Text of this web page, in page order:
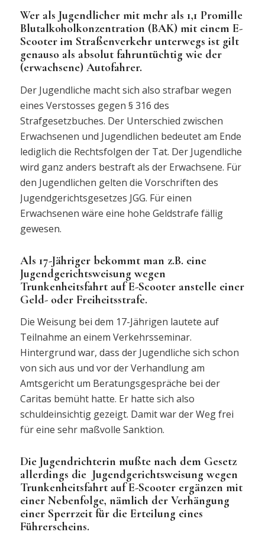
Wer als Jugendlicher mit mehr als 1,1 Promille
Blutalkoholkonzentration (BAK) mit einem E-
Scooter im Straßenverkehr unterwegs ist gilt
genauso als absolut fahruntüchtig wie der
(erwachsene) Autofahrer.
Der Jugendliche macht sich also strafbar wegen
eines Verstosses gegen § 316 des
Strafgesetzbuches. Der Unterschied zwischen
Erwachsenen und Jugendlichen bedeutet am Ende
lediglich die Rechtsfolgen der Tat. Der Jugendliche
wird ganz anders bestraft als der Erwachsene. Für
den Jugendlichen gelten die Vorschriften des
Jugendgerichtsgesetzes JGG. Für einen
Erwachsenen wäre eine hohe Geldstrafe fällig
gewesen.
Als 17-Jähriger bekommt man z.B. eine
Jugendgerichtsweisung wegen
Trunkenheitsfahrt auf E-Scooter anstelle einer
Geld- oder Freiheitsstrafe.
Die Weisung bei dem 17-Jährigen lautete auf
Teilnahme an einem Verkehrsseminar.
Hintergrund war, dass der Jugendliche sich schon
von sich aus und vor der Verhandlung am
Amtsgericht um Beratungsgespräche bei der
Caritas bemüht hatte. Er hatte sich also
schuldeinsichtig gezeigt. Damit war der Weg frei
für eine sehr maßvolle Sanktion.
Die Jugendrichterin mußte nach dem Gesetz
allerdings die Jugendgerichtsweisung wegen
Trunkenheitsfahrt auf E-Scooter ergänzen mit
einer Nebenfolge, nämlich der Verhängung
einer Sperrzeit für die Erteilung eines
Führerscheins.